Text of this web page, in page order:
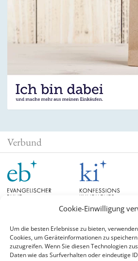
Cookie-Einwilligung
Um die besten Erlebnisse zu bieten,
Cookies, um Geräteinformationen zu
zuzugreifen. Wenn Sie diesen Technologien
Daten wie das Surfverhalten oder eindeutige
Verbund
Schlagwörter